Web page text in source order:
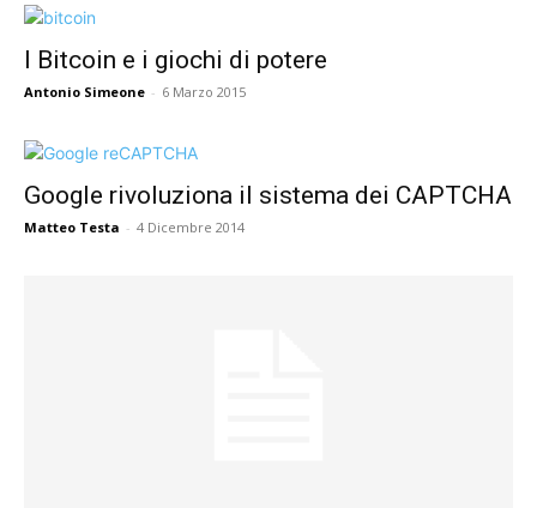
I Bitcoin e i giochi di potere
Antonio Simeone - 6 Marzo 2015
Google rivoluziona il sistema dei CAPTCHA
Matteo Testa - 4 Dicembre 2014